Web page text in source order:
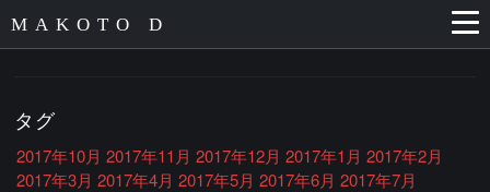
MAKOTO D
タグ
2017年10月 2017年11月 2017年12月 2017年1月 2017年2月
2017年3月 2017年4月 2017年5月 2017年6月 2017年7月